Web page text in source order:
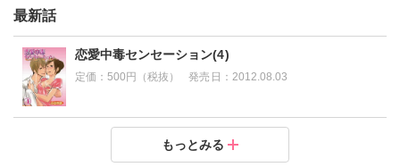
最新話
恋愛中毒センセーション(4)
定価：500円（税抜） 発売日： 2012.08.03
恋愛中毒センセーション(3)
500円（税抜） 発売日：2012.08.03
恋愛中毒センセーション(2)
500円（税抜） 発売日：2012.08.03
恋愛中毒センセーション(1)
500円（税抜） 発売日：2012.08.03
もっとみる